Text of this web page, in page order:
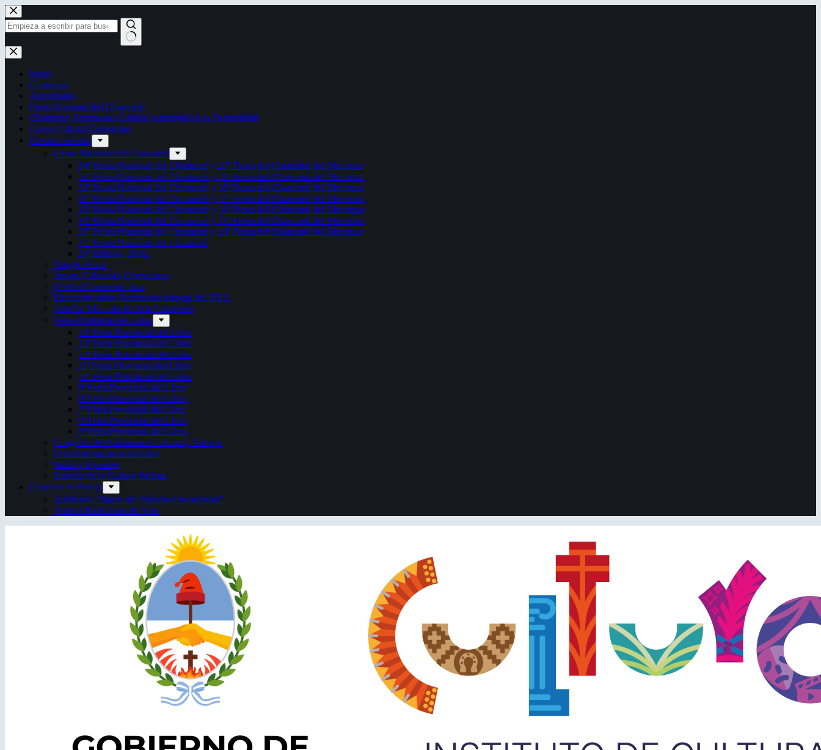
Saltar
al
contenido
Sin
resultados
Inicio
Contactos
Autoridades
Fiesta Nacional del Chamamé
Chamamé: Patrimonio Cultural Inmaterial de la Humanidad
Censo Cultural Correntino
Eventos anuales
Fiesta Nacional del Chamamé
34ª Fiesta Nacional del Chamamé y 20ª Fiesta del Chamamé del Mercosur
33ª Fiesta Nacional del Chamamé y 19ª Fiesta del Chamamé del Mercosur
32ª Fiesta Nacional del Chamamé y 18ª Fiesta del Chamamé del Mercosur
31ª Fiesta Nacional del Chamamé y 17ª Fiesta del Chamamé del Mercosur
30ª Fiesta Nacional del Chamamé y 16ª Fiesta del Chamamé del Mercosur
29ª Fiesta Nacional del Chamamé y 15ª Fiesta del Chamamé del Mercosur
28ª Fiesta Nacional del Chamamé y 14ª Fiesta del Chamamé del Mercosur
27ª Fiesta Nacional del Chamamé
26ª Edición. 2016.
Taragüi Rock
Juegos Culturales Correntinos
Festival Corrientes Jazz
Encuentro sobre Patrimonio Integral del NEA
ArteCo. Mercado de Arte Corrientes
Feria Provincial del Libro
14ª Feria Provincial del Libro
13ª Feria Provincial del Libro
12ª Feria Provincial del Libro
11ª Feria Provincial del Libro
10ª Feria Provincial del Libro
9ª Feria Provincial del Libro
8ª Feria Provincial del Libro
7ª Feria Provincial del Libro
6ª Feria Provincial del Libro
5ª Feria Provincial del Libro
Congreso del Patrimonio Cultural y Natural
Feria Internacional del libro
Mitos y leyendas
Semana de la Cultura Italiana
Espacios escénicos
Anfiteatro “Mario del Tránsito Cocomarola”
Teatro Oficial Juan de Vera